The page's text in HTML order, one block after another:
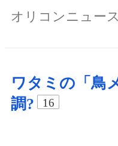
オリコンニュース
ワタミの「鳥
調?
16